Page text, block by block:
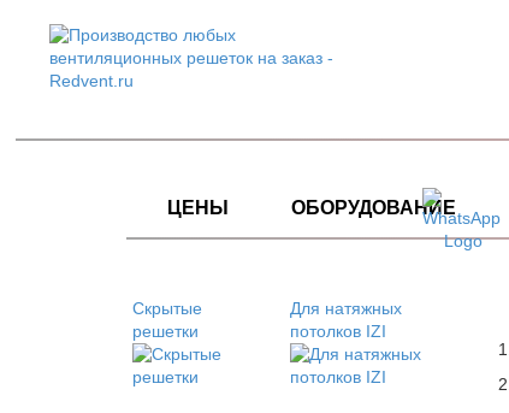
Скрытые
решетки
Для натяжных
потолков IZI
ЦЕНЫ ОБОРУДОВАНИЕ